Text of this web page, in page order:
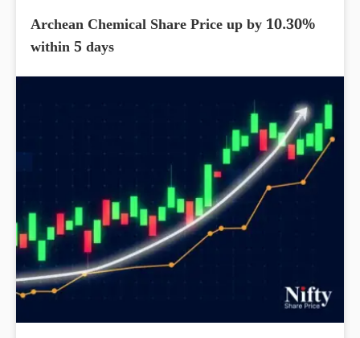
Archean Chemical Share Price up by 10.30%
within 5 days